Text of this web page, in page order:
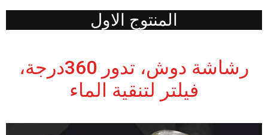
المنتوج الاول
رشاشة دوش، تدور 360درجة،
فيلتر لتنقية الماء